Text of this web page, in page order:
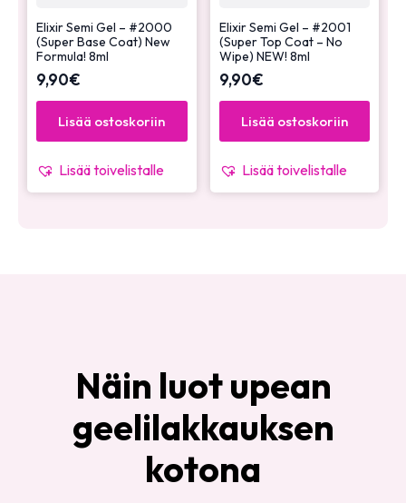
Elixir Semi Gel – #2000
(Super Base Coat) New
Formula! 8ml
9,90€
Lisää ostoskoriin
Lisää toivelistalle
Elixir Semi Gel – #2001
(Super Top Coat – No
Wipe) NEW! 8ml
9,90€
Lisää ostoskoriin
Lisää toivelistalle
Näin luot upean
geelilakkauksen
kotona